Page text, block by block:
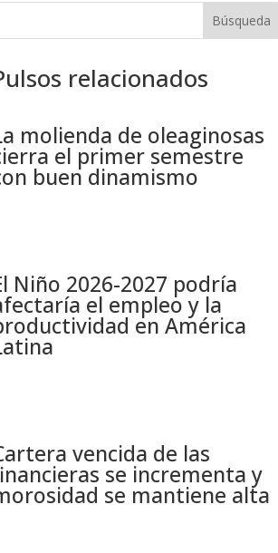
relacionados
molienda de oleaginosas
el primer semestre
buen dinamismo​
Niño 2026-2027 podría
el empleo y la
en América
vencida de las
se incrementa y
se mantiene alta​